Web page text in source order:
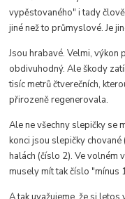
vypěstovaného" i tady
jiné než to průmyslové. Je
Jsou hrabavé. Velmi, výkon
obdivuhodný. Ale škody
tisíc metrů čtverečních,
přirozeně regenerovala.
Ale ne všechny slepičky se
konci jsou slepičky
halách (číslo 2). Ve volném
musely mít tak číslo "mínus